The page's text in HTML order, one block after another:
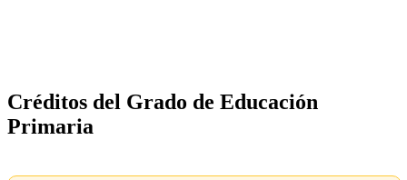
Créditos del Grado de Educación
Primaria